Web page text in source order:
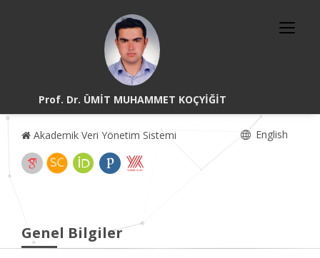
Prof. Dr. ÜMİT MUHAMMET KOÇYİĞİT
Akademik Veri Yönetim Sistemi English
Genel Bilgiler